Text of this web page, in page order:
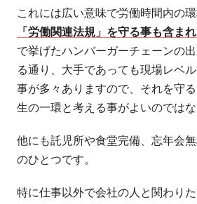
これには広い意味で労働時間内の
「労働関連法規」を守る事も含ま
で挙げたハンバーガーチェーンの
る通り、大手であっても現場レベ
事が多々ありますので、それを守
生の一環と考える事がよいのでは
他にも託児所や食堂完備、忘年会
のひとつです。
特に仕事以外で会社の人と関わり